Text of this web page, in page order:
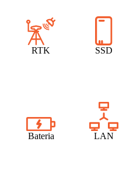
RTK SSD
Bateria LAN